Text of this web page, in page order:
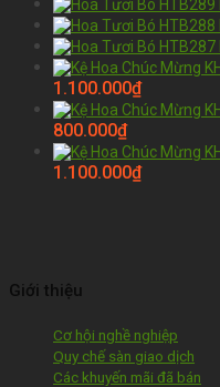
1.100.000₫
800.000₫
1.100.000₫
Giới thiệu
Cơ hội nghề nghiệp
Quy chế sàn giao dịch
Các khuyến mãi đã bán